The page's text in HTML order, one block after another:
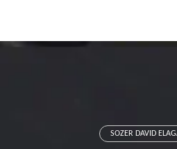
SOZER DAVID